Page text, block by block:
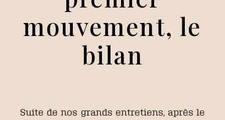
mouvement, le
bilan
Suite de nos grands entretiens, après le